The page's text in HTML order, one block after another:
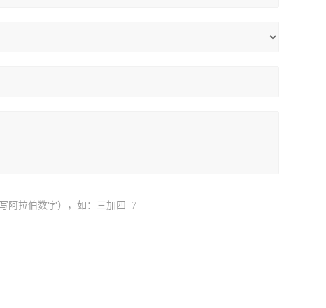
阿拉伯数字），如：三加四=7